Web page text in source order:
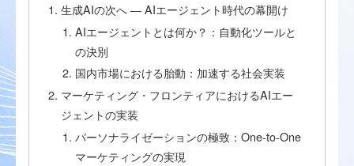
生成AIの次へ ― AIエージェント時代の幕開け
AIエージェントとは何か？：自動化ツールと
の決別
国内市場における胎動：加速する社会実装
マーケティング・フロンティアにおけるAIエー
ジェントの実装
パーソナライゼーションの極致：One-to-One
マーケティングの実現